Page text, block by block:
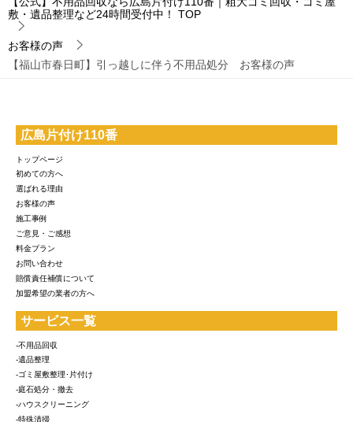
敷・遺品整理など24時間受付中！
TOP
お客様の声
【福山市春日町】引っ越しに伴う不用品処分 お客様の声
広島片付け110番
トップページ
初めての方へ
選ばれる理由
お客様の声
施工事例
ご意見・ご感想
料金プラン
お問い合わせ
賠償責任補償について
加盟希望の業者の方へ
サービス一覧
-不用品回収
-遺品整理
-ゴミ屋敷整理･片付け
-庭石処分・撤去
-ハウスクリーニング
-特殊清掃